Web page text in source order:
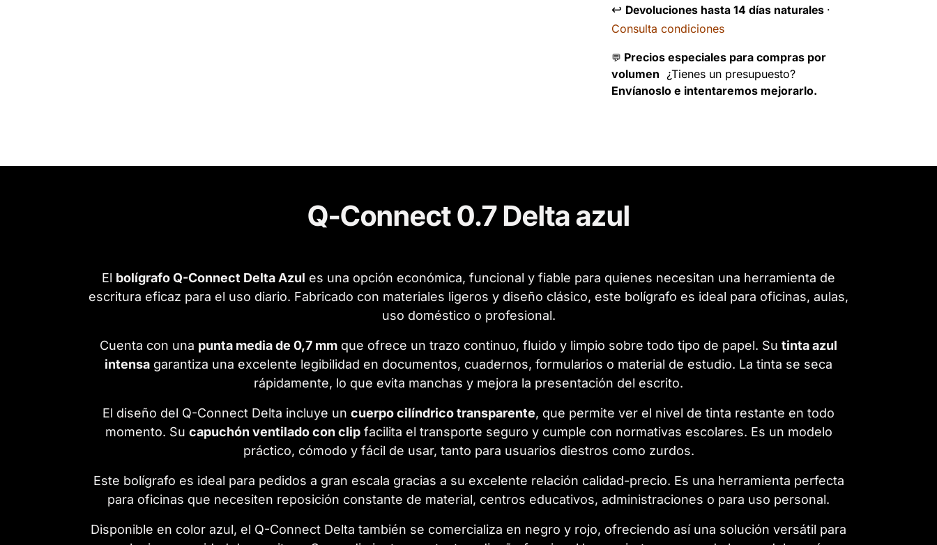
↩️ Devoluciones hasta 14 días naturales ·
Consulta condiciones
💬 Precios especiales para compras por
volumen ¿Tienes un presupuesto?
Envíanoslo e intentaremos mejorarlo.
Q-Connect 0.7 Delta azul
El bolígrafo Q-Connect Delta Azul es una opción económica, funcional y fiable para quienes necesitan una herramienta de
escritura eficaz para el uso diario. Fabricado con materiales ligeros y diseño clásico, este bolígrafo es ideal para oficinas, aulas,
uso doméstico o profesional.
Cuenta con una punta media de 0,7 mm que ofrece un trazo continuo, fluido y limpio sobre todo tipo de papel. Su tinta azul
intensa garantiza una excelente legibilidad en documentos, cuadernos, formularios o material de estudio. La tinta se seca
rápidamente, lo que evita manchas y mejora la presentación del escrito.
El diseño del Q-Connect Delta incluye un cuerpo cilíndrico transparente, que permite ver el nivel de tinta restante en todo
momento. Su capuchón ventilado con clipfacilita el transporte seguro y cumple con normativas escolares. Es un modelo
práctico, cómodo y fácil de usar, tanto para usuarios diestros como zurdos.
Este bolígrafo es ideal para pedidos a gran escala gracias a su excelente relación calidad-precio. Es una herramienta perfecta
para oficinas que necesiten reposición constante de material, centros educativos, administraciones o para uso personal.
Disponible en color azul, el Q-Connect Delta también se comercializa en negro y rojo, ofreciendo así una solución versátil para